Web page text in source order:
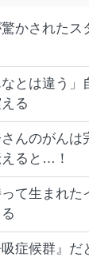
かされたス
とは違う」
る
んのがんは
ると…！
て生まれた
症候群』だ